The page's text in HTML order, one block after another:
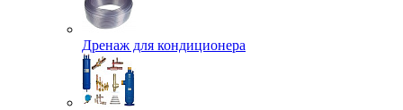
Дренаж для кондиционера